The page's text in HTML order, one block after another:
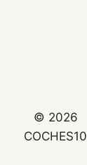
© 2026
COCHES10